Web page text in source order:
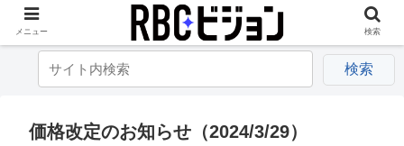
価格改定のお知らせ（2024/3/29）
メニュー 検索